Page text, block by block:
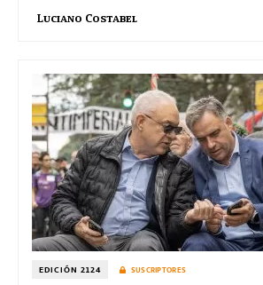
Luciano Costabel
EDICIÓN 2124 SUSCRIPTORES